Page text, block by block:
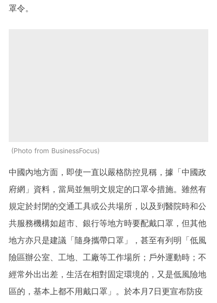
罩令。
Photo from BusinessFocus
中國內地方面，即使一直以嚴格防控見稱，據「中國政
府網」資料，當局並無明文規定的口罩令措施。雖然有
規定於封閉的交通工具或公共場所，以及到醫院時和公
共服務機構如超市、銀行等地方時要配戴口罩，但其他
地方亦只是建議「隨身攜帶口罩」，甚至有列明「低風
險區辦公室、工地、工廠等工作場所；戶外運動時；不
經常外出出差，生活在相對固定環境的，又是低風險地
區的，基本上都不用戴口罩」。於本月7日更宣布防疫